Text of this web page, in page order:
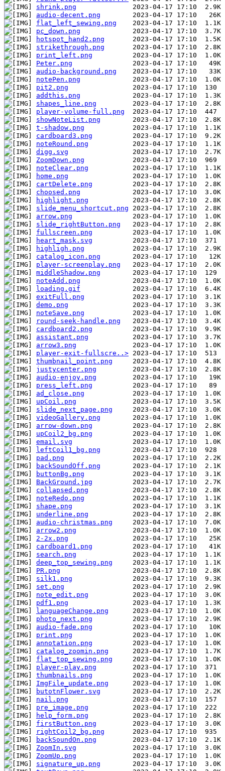
shrink.png
audio-decent.png
flat_left_sewing.png
pc_down.png
hotspot_hand2.png
strikethrough.png
print_left.png
Peter.png
audio-background.png
notePen.png
pit2.png
addthis.png
shapes_line.png
player-volume-full.png
showNoteList.png
t-shadow.png
cardboard3.png
noteRound.png
digg.svg
ZoomDown.png
noteClear.png
home.png
cartDelete.png
choosed.png
highlight.png
slide_menu_shortcut.png
arrow.png
slide_rightButton.png
fullscreen.png
heart_mask.svg
highligh.png
catalog_icon.png
player-screenplay.png
middleShadow.png
noteAdd.png
loading.gif
exitFull.png
demo.png
noteSave.png
round-seek-handle.png
cardboard2.png
assistant.png
arrow3.png
player-exit-fullscre..>
thumbnail_point.png
justycenter.png
audio-enjoy.png
press_left.png
ad_close.png
upCoil.png
slide_next_page.png
videoGallery.png
arrow-down.png
upCoil2_bg.png
email.svg
leftCoil1_bg.png
pad.png
backSoundOff.png
buttonBg.png
BackGround.jpg
collapsed.png
noteRedo.png
shape.png
underline.png
audio-christmas.png
arrow2.png
2-2x.png
cardboard1.png
search.png
deep_top_sewing.png
PR.png
silk1.png
set.png
note_edit.png
pdf1.png
languageChange.png
photo_next.png
audio-fade.png
print.png
annotation.png
catalog_zoomin.png
flat_top_sewing.png
player-play.png
thumbnails.png
ImgFile_update.png
butotnFlower.svg
nail.png
pre_image.png
help_form.png
firstButton.png
rightCoil2_bg.png
backSoundOn.png
ZoomIn.svg
ZoomUp.png
signature_up.png